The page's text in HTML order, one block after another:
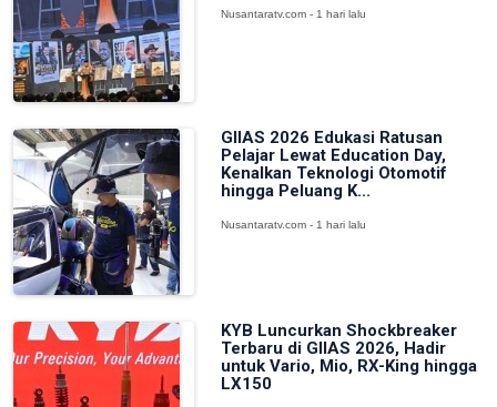
Nusantaratv.com - 1 hari lalu
GIIAS 2026 Edukasi Ratusan
Pelajar Lewat Education Day,
Kenalkan Teknologi Otomotif
hingga Peluang K...
Nusantaratv.com - 1 hari lalu
KYB Luncurkan Shockbreaker
Terbaru di GIIAS 2026, Hadir
untuk Vario, Mio, RX-King hingga
LX150